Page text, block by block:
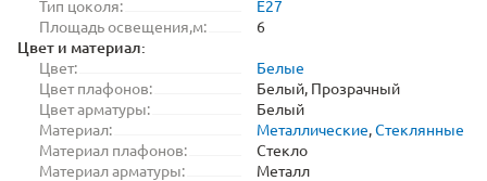
Тип цоколя:
E27
Площадь освещения,м:
6
Цвет и материал:
Цвет:
Белые
Цвет плафонов:
Белый, Прозрачный
Цвет арматуры:
Белый
Материал:
Металлические,Стеклянные
Материал плафонов:
Стекло
Материал арматуры:
Металл